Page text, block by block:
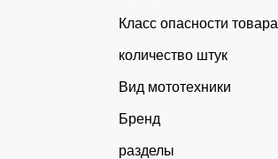
Класс опасности товара
количество штук
Вид мототехники
Бренд
разделы